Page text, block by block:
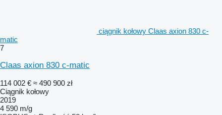
ciągnik kołowy Claas axion 830 c-
matic
7
Claas axion 830 c-matic
114 002 € ≈ 490 900 zł
Ciągnik kołowy
2019
4 590 m/g